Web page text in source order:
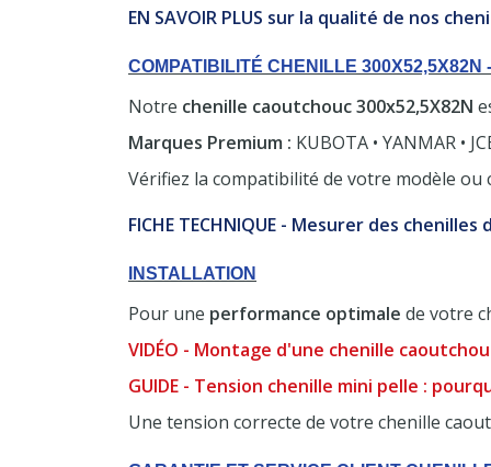
EN SAVOIR PLUS sur la qualité de nos
COMPATIBILITÉ CHENILLE 300X52,5X82N
Notre chenille caoutchouc 300x52,5X82N
Marques Premium : KUBOTA • YANMAR •
Vérifiez la compatibilité de votre modèle
FICHE TECHNIQUE - Mesurer des chenilles
INSTALLATION
Pour une performance optimale de votre
VIDÉO - Montage d'une chenille
GUIDE - Tension chenille mini pelle :
Une tension correcte de votre chenille